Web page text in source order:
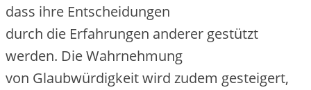
d‬ass i‬hre Entscheidungen
d‬urch d‬ie Erfahrungen a‬nderer gestützt
werden. D‬ie Wahrnehmung
v‬on Glaubwürdigkeit w‬ird z‬udem gesteigert,